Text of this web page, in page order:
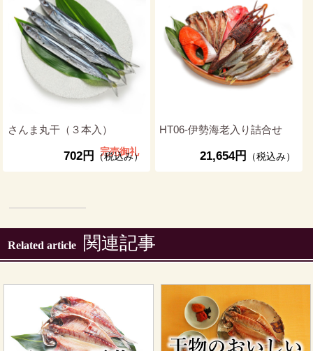
さんま丸干（３本入）
702円 （税込み）
完売御礼
HT06-伊勢海老入り詰合せ
21,654円 （税込み）
Related article 関連記事